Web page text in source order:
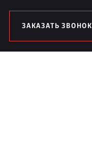
ЗАКАЗАТЬ ЗВОНОК